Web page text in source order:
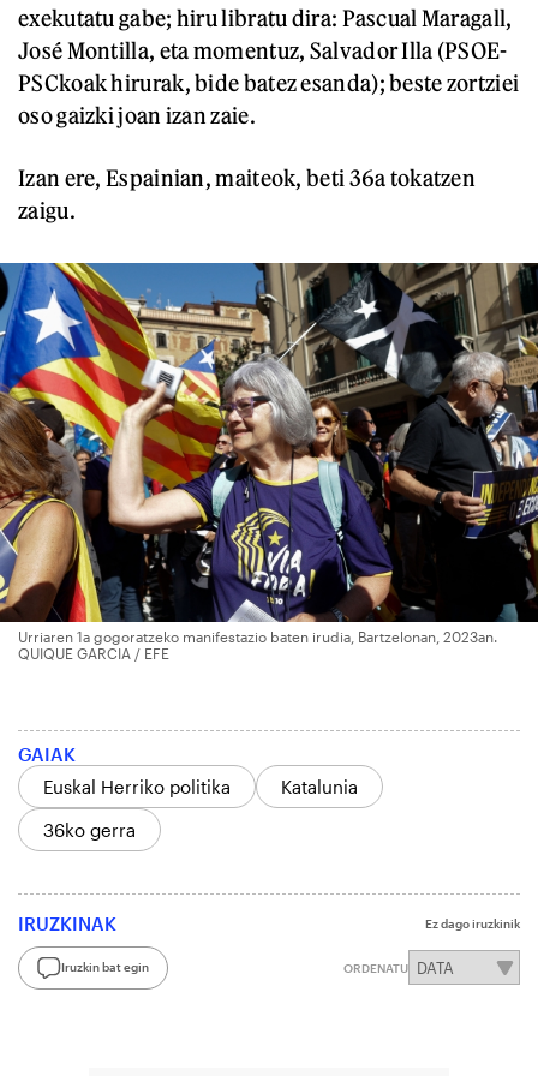
exekutatu gabe; hiru libratu dira: Pascual Maragall,
José Montilla, eta momentuz, Salvador Illa (PSOE-
PSCkoak hirurak, bide batez esanda); beste zortziei
oso gaizki joan izan zaie.
Izan ere, Espainian, maiteok, beti 36a tokatzen
zaigu.
Urriaren 1a gogoratzeko manifestazio baten irudia, Bartzelonan, 2023an.
QUIQUE GARCIA / EFE
GAIAK
Euskal Herriko politika
Katalunia
36ko gerra
IRUZKINAK Ez dago iruzkinik
Iruzkin bat egin ORDENATU